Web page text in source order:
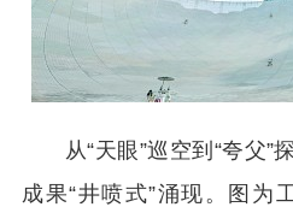
从“天眼”巡空到“夸父
成果“井喷式”涌现。图为